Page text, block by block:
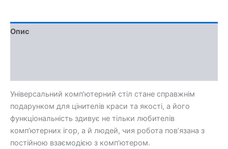
Опис
Універсальний комп’ютерний стіл стане справжнім
подарунком для цінителів краси та якості, а його
функціональність здивує не тільки любителів
комп’ютерних ігор, а й людей, чия робота пов’язана з
постійною взаємодією з комп’ютером.